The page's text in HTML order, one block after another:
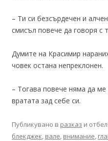
– Ти си безсърдечен и
смисъл повече да говоря с
Думите на Красимир
човек остана непреклонен.
– Тогава повече няма да
вратата зад себе си.
Публикувано в разказ и
блекджек, вале, внимание,